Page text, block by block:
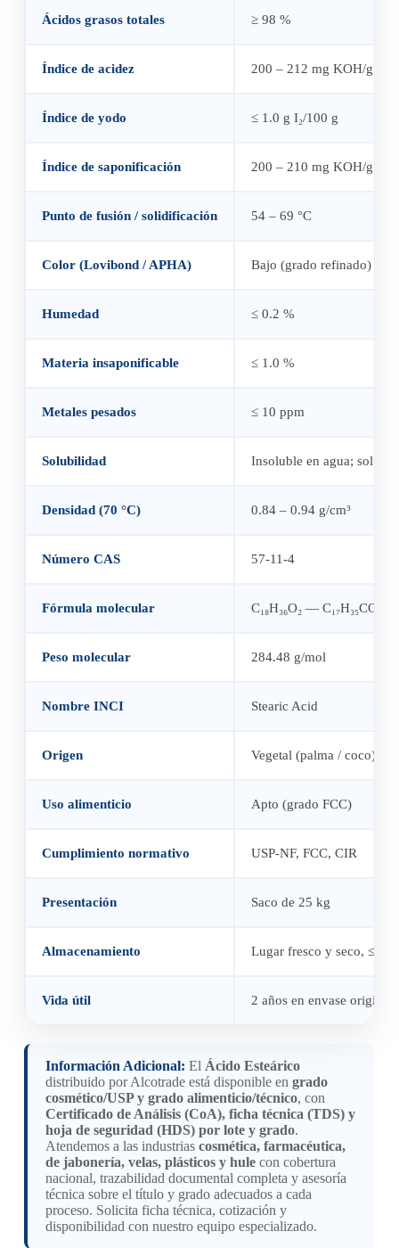
Ácidos grasos totales ≥ 98 %
Índice de acidez 200 – 212 mg KOH/g
Índice de yodo ≤ 1.0 g I₂/100 g
Índice de saponificación 200 – 210 mg KOH/g
Punto de fusión / solidificación 54 – 69 °C
Color (Lovibond / APHA) Bajo (grado refinado)
Humedad ≤ 0.2 %
Materia insaponificable ≤ 1.0 %
Metales pesados ≤ 10 ppm
Solubilidad Insoluble en agua;
Densidad (70 °C) 0.84 – 0.94 g/cm³
Número CAS 57-11-4
Fórmula molecular C₁₈H₃₆O₂ — C₁₇H₃₅COOH
Peso molecular 284.48 g/mol
Nombre INCI Stearic Acid
Origen Vegetal (palma / coco) —
Uso alimenticio Apto (grado FCC)
Cumplimiento normativo USP-NF, FCC, CIR
Presentación Saco de 25 kg
Almacenamiento Lugar fresco y seco, ≤ 30
Vida útil 2 años en envase original
Información Adicional: El Ácido Esteárico
distribuido por Alcotrade está disponible en grado
cosmético/USP y grado alimenticio/técnico, con
Certificado de Análisis (CoA), ficha técnica (TDS) y
hoja de seguridad (HDS) por lote y grado.
Atendemos a las industrias cosmética, farmacéutica,
de jabonería, velas, plásticos y hulecon cobertura
nacional, trazabilidad documental completa y asesoría
técnica sobre el título y grado adecuados a cada
proceso. Solicita ficha técnica, cotización y
disponibilidad con nuestro equipo especializado.